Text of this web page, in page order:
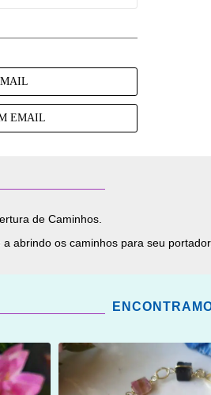
EMAIL
de Caminhos.
abrindo os caminhos para seu